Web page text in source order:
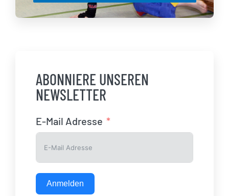
ABONNIERE UNSEREN
NEWSLETTER
E-Mail Adresse
Anmelden